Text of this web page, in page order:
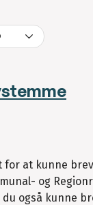
for at kunne
og
også kunne